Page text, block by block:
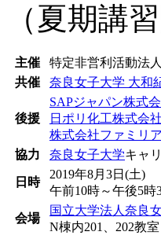
（夏期講
主催
特定非営利活動法
共催
奈良女子大学 大和
後援
SAPジャパン株式
日ポリ化工株式会社
株式会社ファミリア
協力
奈良女子大学キャ
日時
2019年8月3日(土)
午前10時～午後5時
会場
国立大学法人奈良
N棟内201、202教室